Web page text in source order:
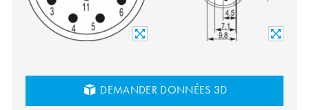
DEMANDER DONNÉES 3D